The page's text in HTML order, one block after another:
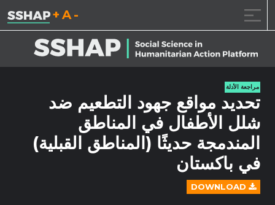
تقليل حجم الخط.
إعادة ضبط حجم الخط.
زيادة حجم
مراجعة الأدلة
تحديد مواقع جهود التطعيم ضد
شلل الأطفال في المناطق
المندمجة حديثًا (المناطق القبلية)
في باكستان